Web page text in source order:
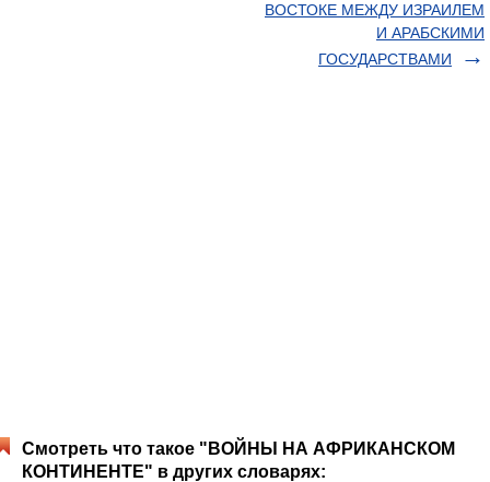
ВОСТОКЕ МЕЖДУ ИЗРАИЛЕМ
И АРАБСКИМИ
ГОСУДАРСТВАМИ
Смотреть что такое "ВОЙНЫ НА АФРИКАНСКОМ
КОНТИНЕНТЕ" в других словарях: